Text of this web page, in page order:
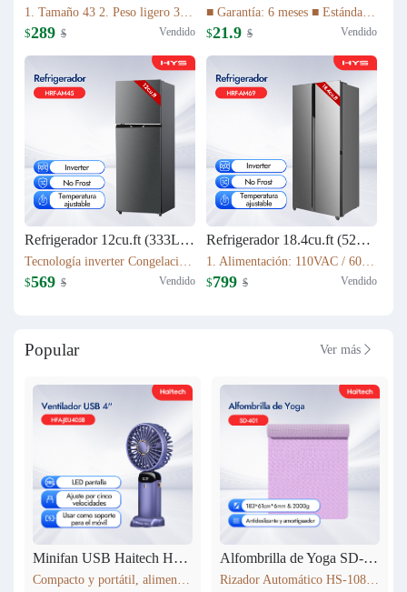
1. Tamaño 43 2. Peso ligero 3. Relación de aspecto 16:9 4. Tiempo de respuesta (gris a gris) 8,5ms 5. La imagen de alta definición 1080P 6. Vida útil de la lámpara 30.000 HS 7. Sistema de TV ATV(NTSC)/DTV(DTMB) 8. Múltiples interfaces
$289 $ Vendido
■ Garantía: 6 meses ■ Estándar DTMB ■ El rendimiento del sistema es más robusto. ■ Mayor capacidad de información. ■ Mejor rendimiento móvil. ■ El rendimiento de la cobertura de transmisión es mejor.
$21.9 $ Vendido
Refrigerador 12cu.ft (333L) Inverter HRF-AM45
$569 $ Vendido
Refrigerador 18.4cu.ft (521L) Inverter HRF-AM69
1. Alimentación: 110VAC / 60Hz 2. Sistema Libre de Escarcha (No Frost) 3. Tecnología inverter 4. Refrigerante Ecológico (R600a) 5. Flujo de Aire Tridimensional Indirecto (360°) con Temperatura Estable 6. Luz LED Interior de Bajo Consumo
$799 $ Vendido
Popular Ver más 
Minifan USB Haitech HSF-N15 Alfombrilla de Yoga SD-401
Rizador Automático HS-108 183*61cm*6mm & 2000g Antideslizante y amortiguador